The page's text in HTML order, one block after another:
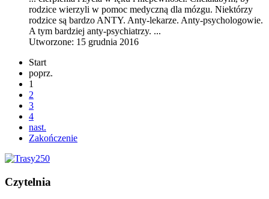
rodzice wierzyli w pomoc medyczną dla mózgu. Niektórzy
rodzice są bardzo ANTY. Anty-lekarze. Anty-psychologowie.
A tym bardziej anty-psychiatrzy. ...
Utworzone: 15 grudnia 2016
Start
poprz.
1
2
3
4
nast.
Zakończenie
Czytelnia